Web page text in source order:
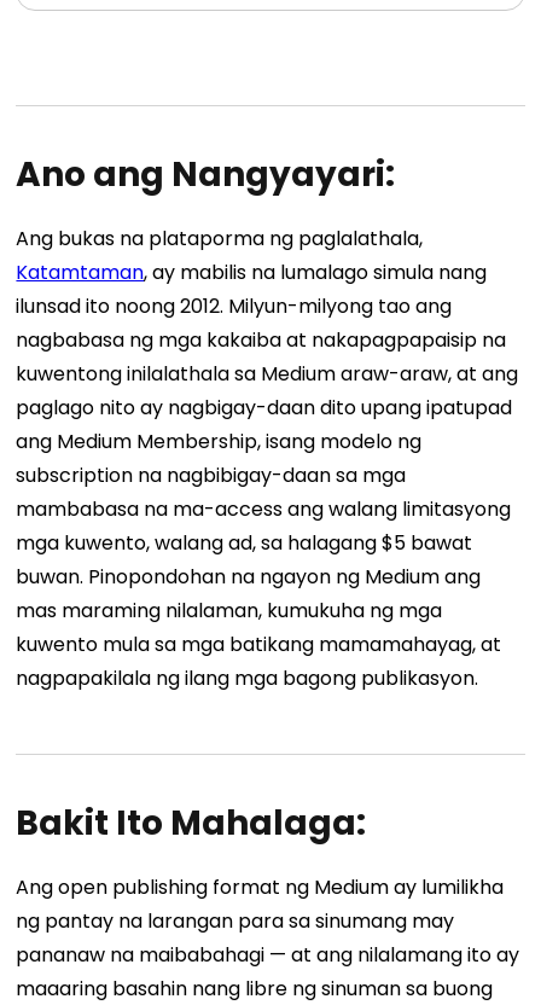
Ano ang Nangyayari:
Ang bukas na plataporma ng paglalathala,
Katamtaman, ay mabilis na lumalago simula nang
ilunsad ito noong 2012. Milyun-milyong tao ang
nagbabasa ng mga kakaiba at nakapagpapaisip na
kuwentong inilalathala sa Medium araw-araw, at ang
paglago nito ay nagbigay-daan dito upang ipatupad
ang Medium Membership, isang modelo ng
subscription na nagbibigay-daan sa mga
mambabasa na ma-access ang walang limitasyong
mga kuwento, walang ad, sa halagang $5 bawat
buwan. Pinopondohan na ngayon ng Medium ang
mas maraming nilalaman, kumukuha ng mga
kuwento mula sa mga batikang mamamahayag, at
nagpapakilala ng ilang mga bagong publikasyon.
Bakit Ito Mahalaga:
Ang open publishing format ng Medium ay lumilikha
ng pantay na larangan para sa sinumang may
pananaw na maibabahagi — at ang nilalamang ito ay
maaaring basahin nang libre ng sinuman sa buong